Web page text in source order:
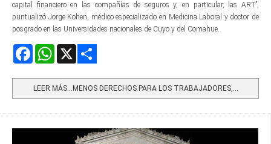
capital financiero en las compañías de seguros y, en particular, las ART”,
puntualizó Jorge Kohen, médico especializado en Medicina Laboral y doctor de
posgrado en las Universidades nacionales de Cuyo y del Comahue.
FacebookWhatsApp
LEER MÁS…MENOS DERECHOS PARA LOS TRABAJADORES,...